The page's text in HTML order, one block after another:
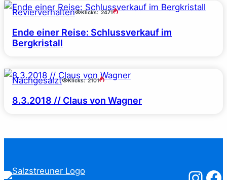
Revierverhalten Klicks: 2471
Ende einer Reise: Schlussverkauf im
Bergkristall
Nachgesalzt Klicks: 2101
8.3.2018 // Claus von Wagner